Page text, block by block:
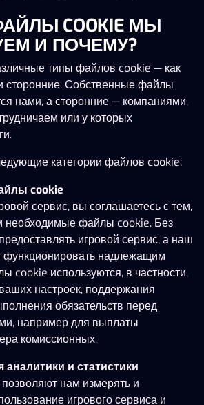
African Quest Pickaxe Payday
НОВОЕ
1 711 560 €
Gods &
COOKIE МЫ
И ПОЧЕМУ?
типы файлов cookie — как
сторонние. Собственные файлы
нами, а сторонние — компаниями,
или у которых
категории файлов cookie:
cookie
сервис, вы соглашаетесь с тем,
необходимые файлы cookie. Без
игровой сервис, а наш
функционировать надлежащим
cookie используются, в частности,
настроек, поддержания
обязательств перед
например для выплаты
комиссионных.
и статистики
нам измерять и
игрового сервиса и